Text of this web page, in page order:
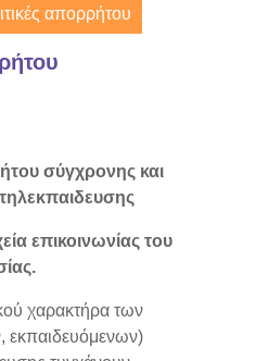
απορρήτου
σύγχρονης και
επικοινωνίας του
χαρακτήρα των
εκπαιδευόμενων)